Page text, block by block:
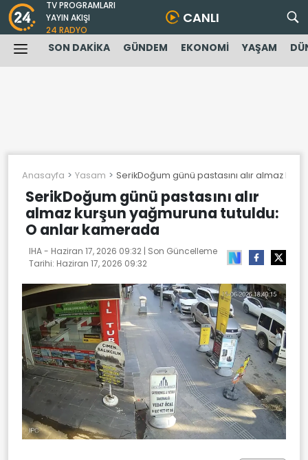
TV PROGRAMLARI
YAYIN AKIŞI
24 RADYO
CANLI
SON DAKİKA GÜNDEM EKONOMİ YAŞAM
Anasayfa Yasam SerikDoğum günü pastasını alır almaz
SerikDoğum günü pastasını alır
almaz kurşun yağmuruna tutuldu:
O anlar kamerada
IHA - Haziran 17, 2026 09:32 | Son Güncelleme
Tarihi: Haziran 17, 2026 09:32